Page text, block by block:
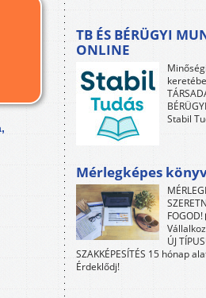
TB ÉS BÉRÜGYI
ONLINE
Stabil
Mérlegképes
ÚJ
SZAKKÉPESÍTÉS 15 hónap
Érdeklődj!